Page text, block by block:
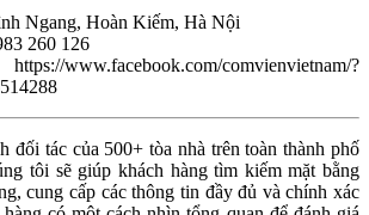
Ngang, Hoàn Kiếm, Hà Nội
260 126
www.facebook.com/comvienvietnam/?
đối tác của 500+ tòa nhà trên toàn thành phố
tôi sẽ giúp khách hàng tìm kiếm mặt bằng
cung cấp các thông tin đầy đủ và chính xác